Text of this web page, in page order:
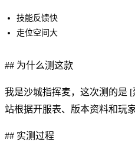
技能反馈快
走位空间大
## 为什么测这款
我是沙城指挥麦，这次测的是 [
站根据开服表、版本资料和玩
## 实测过程